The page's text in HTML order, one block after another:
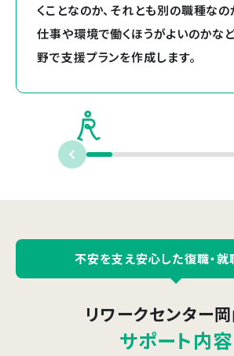
くことなのか、それとも別の職種なの
仕事や環境で働くほうがよいのかな
野で支援プランを作成します。
不安を支え安心した復職・就
リワークセンター
サポート内容